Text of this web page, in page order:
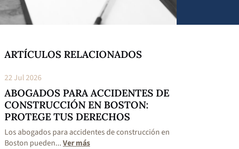
ARTÍCULOS RELACIONADOS
22 Jul 2026
ABOGADOS PARA ACCIDENTES DE
CONSTRUCCIÓN EN BOSTON:
PROTEGE TUS DERECHOS
Los abogados para accidentes de construcción en
Boston pueden...Ver más